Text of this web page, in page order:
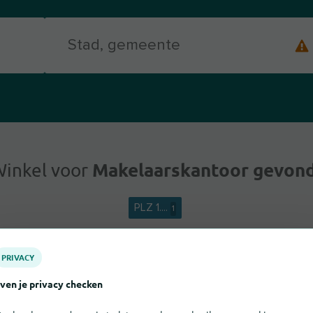
voor Makelaarskantoor
PLZ 1.... 1
PRIVACY
je privacy checken